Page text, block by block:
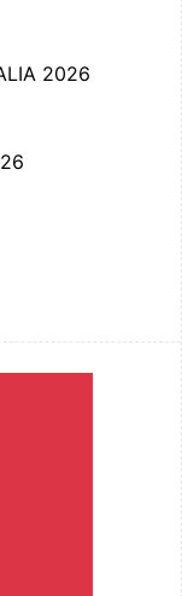
2026